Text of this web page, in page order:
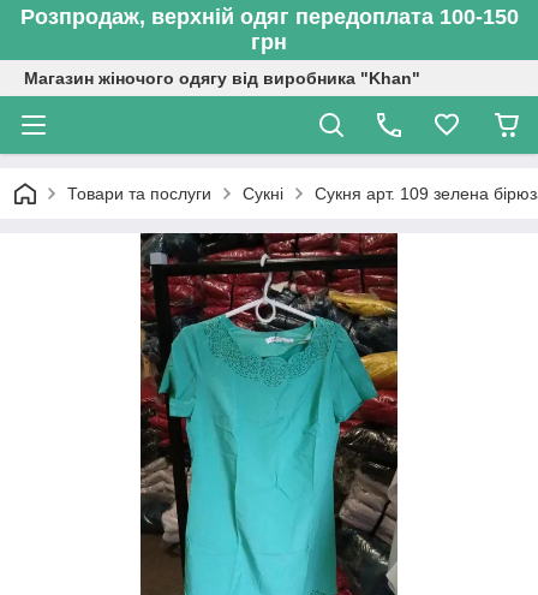
Розпродаж, верхній одяг передоплата 100-150
грн
Магазин жіночого одягу від виробника "Khan"
Товари та послуги Сукні Сукня арт. 109 зелена